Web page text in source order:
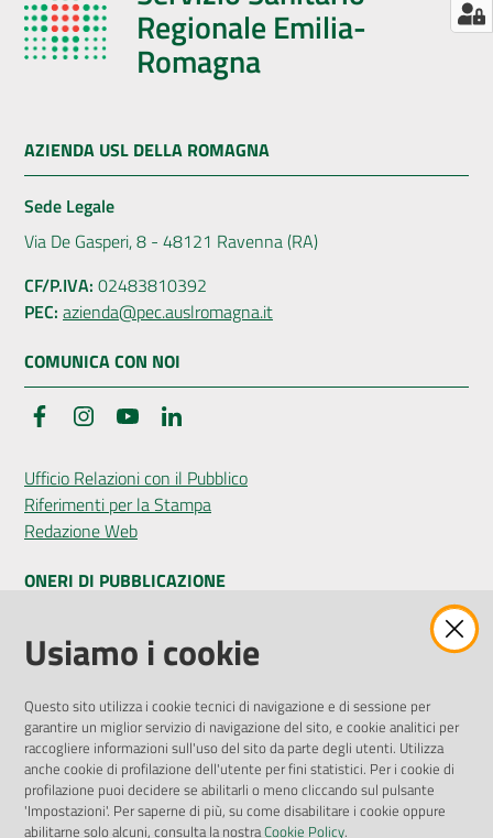
Regionale Emilia-
Romagna
AZIENDA USL DELLA ROMAGNA
Sede Legale
Via De Gasperi, 8 - 48121 Ravenna (RA)
CF/P.IVA: 02483810392
PEC: azienda@pec.auslromagna.it
COMUNICA CON NOI
FacebookInstagramYouTube
Ufficio Relazioni con il Pubblico
Riferimenti per la Stampa
Redazione Web
ONERI DI PUBBLICAZIONE
Amministrazione Trasparente
Pubblicità legale
Privacy Policy
Attuazione Misure PNRR
Liste di Attesa
ENTI, IMPRESE E PARTNER
Usiamo i cookie
Questo sito utilizza i cookie tecnici di navigazione e di sessione per
garantire un miglior servizio di navigazione del sito, e cookie analitici per
raccogliere informazioni sull'uso del sito da parte degli utenti. Utilizza
anche cookie di profilazione dell'utente per fini statistici. Per i cookie di
profilazione puoi decidere se abilitarli o meno cliccando sul pulsante
'Impostazioni'. Per saperne di più, su come disabilitare i cookie oppure
abilitarne solo alcuni, consulta la nostraCookie Policy.